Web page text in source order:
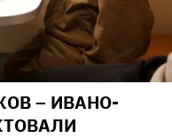
– ИВАНО-